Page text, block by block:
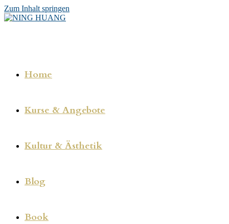
Zum Inhalt springen
Home
Kurse & Angebote
Kultur & Ästhetik
Blog
Book